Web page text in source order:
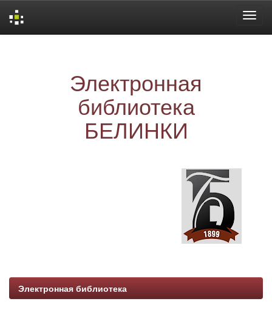
Электронная
библиотека
БЕЛИНКИ
Электронная библиотека